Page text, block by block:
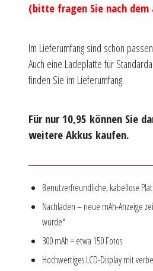
(bitte fragen Sie nach dem
Im Lieferumfang sind schon
Auch eine Ladeplatte für
finden Sie im Lieferumfang.
Für nur 10,95 können Sie
weitere Akkus kaufen.
Benutzerfreundliche, kabellose
Nachladen – neue mAh-Anzeige
wurde*
300 mAh = etwa 150 Fotos
Hochwertiges LCD-Display mit